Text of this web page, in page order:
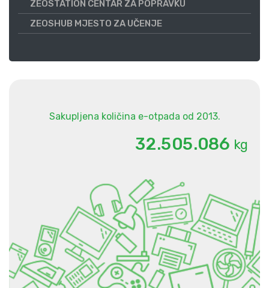
ZEOSTATION CENTAR ZA POPRAVKU
ZEOSHUB MJESTO ZA UČENJE
Sakupljena količina e-otpada od 2013.
32.505.086 kg